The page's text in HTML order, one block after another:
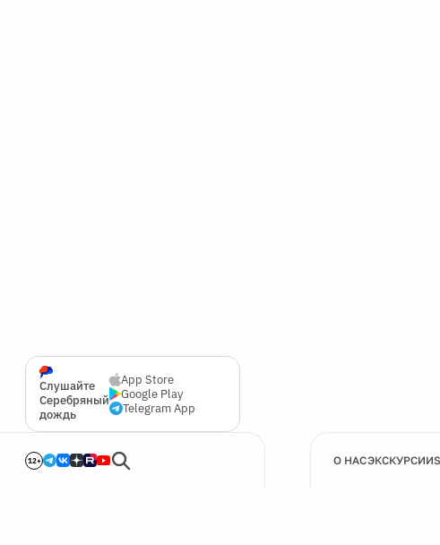
Слушайте
Серебряный
дождь
App Store
Google Play
Telegram App
12+ О НАСЭКСКУРСИИ